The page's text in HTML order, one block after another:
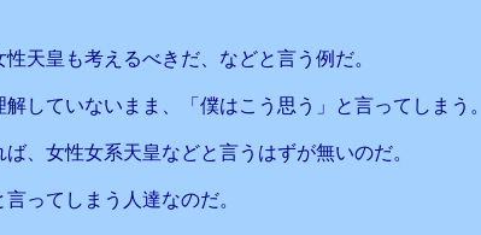
天皇も考えるべきだ、などと言う例だ。
していないまま、「僕はこう思う」と言ってしまう。
、女性女系天皇などと言うはずが無いのだ。
ってしまう人達なのだ。